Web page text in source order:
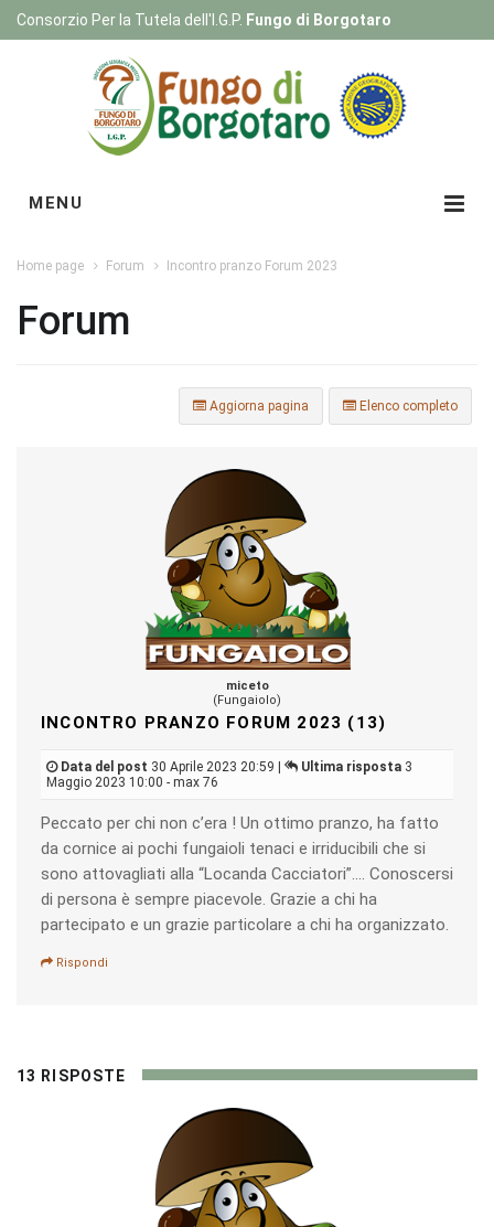
Consorzio Per la Tutela dell'I.G.P. Fungo di Borgotaro
MENU
Home page Forum Incontro pranzo Forum 2023
Forum
Elenco completo
Aggiorna pagina
miceto
(Fungaiolo)
INCONTRO PRANZO FORUM 2023 (13)
Data del post 30 Aprile 2023 20:59 | Ultima risposta 3
Maggio 2023 10:00 - max 76
Peccato per chi non c’era ! Un ottimo pranzo, ha fatto
da cornice ai pochi fungaioli tenaci e irriducibili che si
sono attovagliati alla “Locanda Cacciatori”.... Conoscersi
di persona è sempre piacevole. Grazie a chi ha
partecipato e un grazie particolare a chi ha organizzato.
Rispondi
13 RISPOSTE